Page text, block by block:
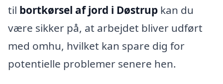
til bortkørsel af jord i Døstrup kan du
være sikker på, at arbejdet bliver udført
med omhu, hvilket kan spare dig for
potentielle problemer senere hen.